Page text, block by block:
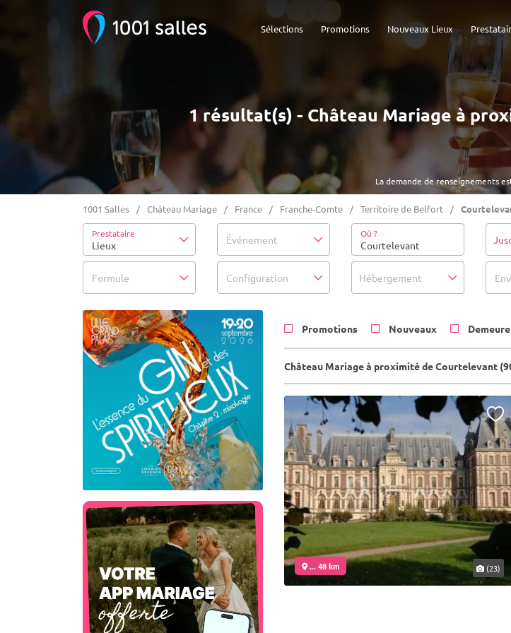
Nouveaux Lieux
Promotions
Sélections
La demande de renseignements
1 résultat(s) - Château Mariage à
1001 Salles Château Mariage France Franche-Comte Territoire de Belfort
Prestataire
Lieux Événement Où ?
Formule Configuration Hébergement
Promotions Nouveaux
Château Mariage à proximité de Courtelevant
... 48 km (23)